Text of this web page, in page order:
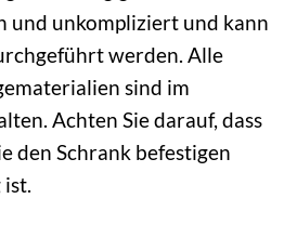
und unkompliziert und kann
werden. Alle
sind im
Achten Sie darauf, dass
den Schrank befestigen